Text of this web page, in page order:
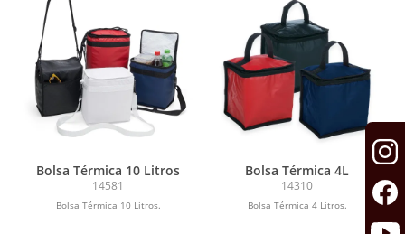
Bolsa Térmica 10 Litros
14581
Bolsa Térmica 10 Litros.
Bolsa Térmica 4L
14310
Bolsa Térmica 4 Litros.